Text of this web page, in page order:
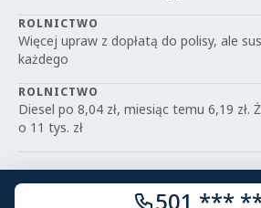
501 ***
ROLNICTWO
Więcej upraw z dopłatą do polisy, ale
każdego
ROLNICTWO
Diesel po 8,04 zł, miesiąc temu 6,19 zł.
o 11 tys. zł
© 2026 IGRIT.PL — Wszelkie